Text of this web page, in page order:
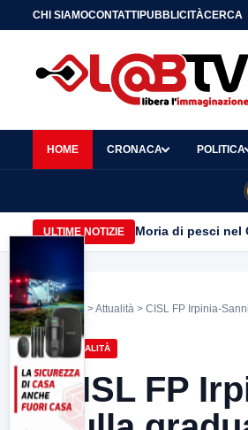
CHI SIAMOCONTATTIPUBBLICITÀCERCA
HOME CRONACA POLITICA
ULTIME NOTIZIE Moria di pesci nel
Home >Attualità > CISL FP Irpinia-
ATTUALITÀ
CISL FP